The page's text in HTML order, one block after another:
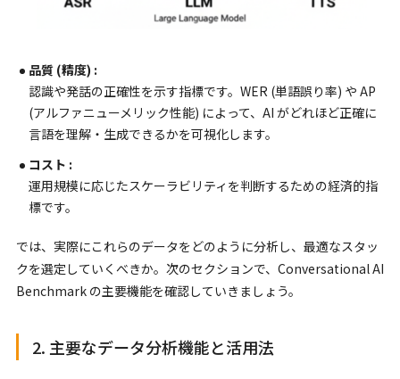
品質 (精度) :
認識や発話の正確性を示す指標です。WER (単語誤り率) や AP
(アルファニューメリック性能) によって、AI がどれほど正確に
言語を理解・生成できるかを可視化します。
コスト :
運用規模に応じたスケーラビリティを判断するための経済的指
標です。
では、実際にこれらのデータをどのように分析し、最適なスタッ
クを選定していくべきか。次のセクションで、Conversational AI
Benchmark の主要機能を確認していきましょう。
2. 主要なデータ分析機能と活用法